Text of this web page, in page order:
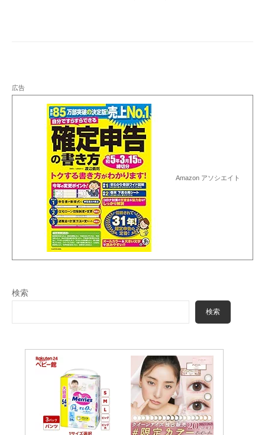
広告
Amazon アソシエイト
検索
検索